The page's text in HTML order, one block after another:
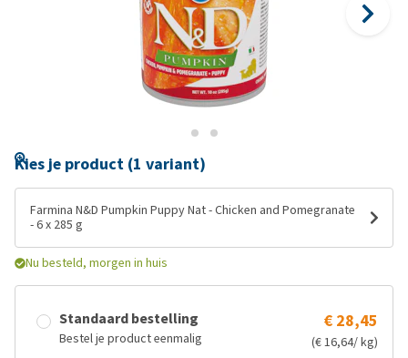
Kies je product (1 variant)
Farmina N&D Pumpkin Puppy Nat - Chicken and Pomegranate
- 6 x 285 g
Nu besteld, morgen in huis
Standaard bestelling
Bestel je product eenmalig
€ 28,45
(€ 16,64/ kg)